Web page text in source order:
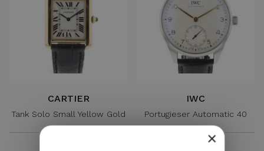
CARTIER
Tank Solo Small Yellow Gold
IWC
Portugieser Automatic 40
€ 5.450,-
×